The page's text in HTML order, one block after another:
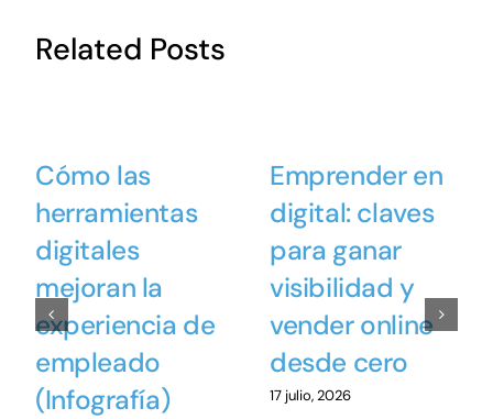
Related Posts
Cómo las
herramientas
digitales
mejoran la
experiencia de
empleado
(Infografía)
Emprender en
digital: claves
para ganar
visibilidad y
vender online
desde cero
17 julio, 2026